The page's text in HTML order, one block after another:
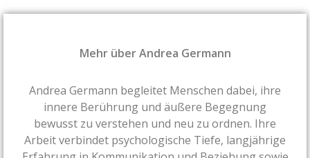
Mehr über Andrea Germann
Andrea Germann begleitet Menschen dabei, ihre
innere Berührung und äußere Begegnung
bewusst zu verstehen und neu zu ordnen. Ihre
Arbeit verbindet psychologische Tiefe, langjährige